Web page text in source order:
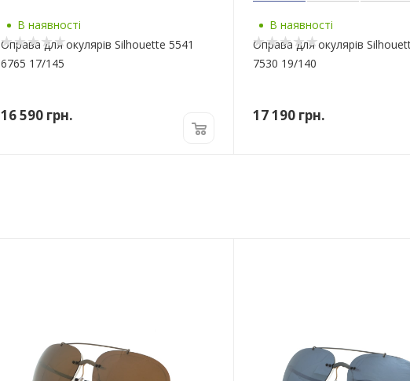
В наявності
Оправа для окулярів Silhouette 5541
6765 17/145
16 590 грн.
В наявності
Оправа для окулярів
7530 19/140
17 190 грн.